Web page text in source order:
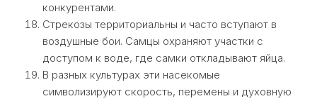
конкурентами.
Стрекозы территориальны и часто вступают в
воздушные бои. Самцы охраняют участки с
доступом к воде, где самки откладывают яйца.
В разных культурах эти насекомые
символизируют скорость, перемены и духовную